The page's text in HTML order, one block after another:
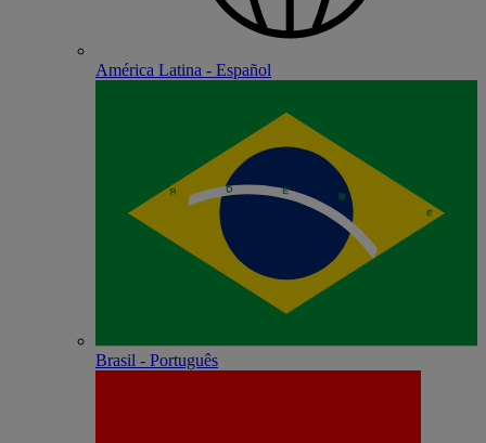
América Latina - Español
Brasil - Português